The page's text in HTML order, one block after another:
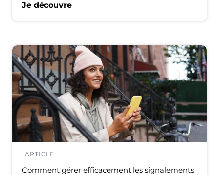
Je découvre
ARTICLE
Comment gérer efficacement les signalements